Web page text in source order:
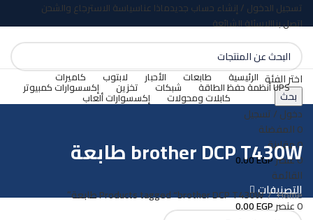
تسجيل الدخول / إنشاء حساب جديدماذا عناسياسة الاسترجاع والشحن
اتصل بناالاسئلة الشائعة
اختر الفئة
بحث
دخول / تسجيل
0المفضلة
0مقارنة
0عنصر 0.00EGP
القائمة
0عنصر 0.00EGP
الرئيسية طابعات الأحبار لابتوب كاميرات
UPS أنظمة حفظ الطاقة شبكات تخزين إكسسوارات كمبيوتر
كابلات ومحولات إكسسوارات ألعاب
brother DCP T430W طابعة
التصنيفات
Home Products tagged “brother DCP T430W طابعة”